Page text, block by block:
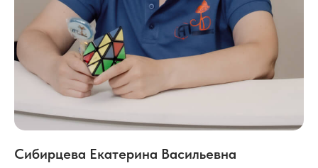
Сибирцева Екатерина Васильевна